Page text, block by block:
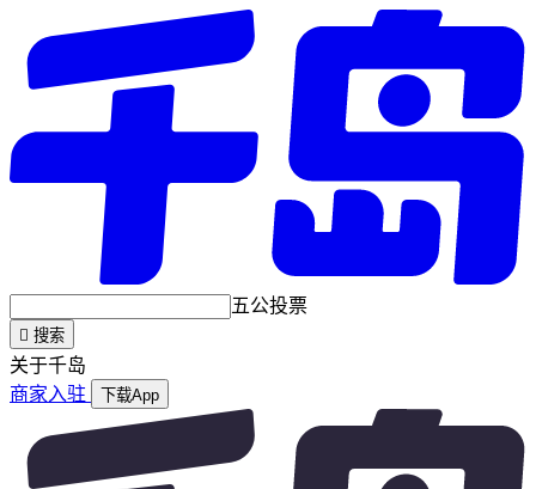
五公投票
 搜索
关于千岛
商家入驻
下载App